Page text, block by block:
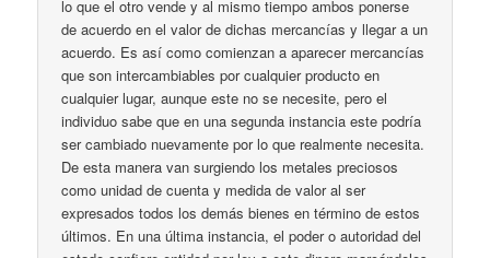
lo que el otro vende y al mismo tiempo ambos ponerse
de acuerdo en el valor de dichas mercancías y llegar a un
acuerdo. Es así como comienzan a aparecer mercancías
que son intercambiables por cualquier producto en
cualquier lugar, aunque este no se necesite, pero el
individuo sabe que en una segunda instancia este podría
ser cambiado nuevamente por lo que realmente necesita.
De esta manera van surgiendo los metales preciosos
como unidad de cuenta y medida de valor al ser
expresados todos los demás bienes en término de estos
últimos. En una última instancia, el poder o autoridad del